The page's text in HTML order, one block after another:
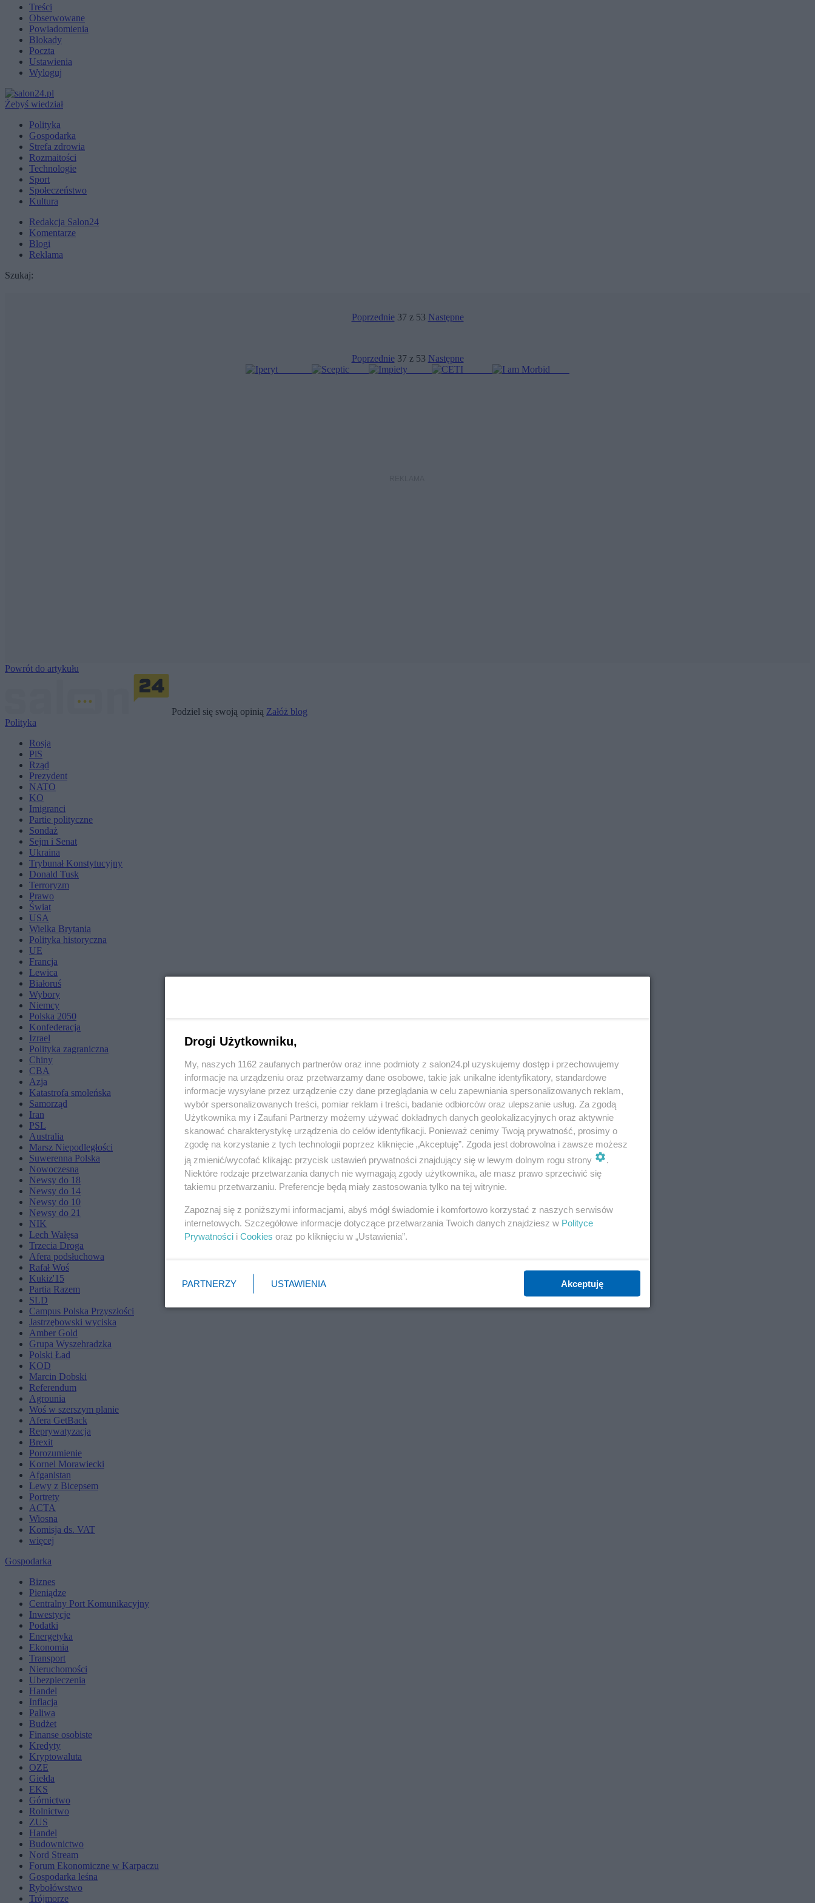
Treści
Obserwowane
Powiadomienia
Blokady
Poczta
Ustawienia
Wyloguj
Żebyś wiedział
Polityka
Gospodarka
Strefa zdrowia
Rozmaitości
Technologie
Sport
Społeczeństwo
Kultura
Redakcja Salon24
Komentarze
Blogi
Reklama
Szukaj:
Poprzednie 37 z 53 Następne
Poprzednie 37 z 53 Następne
Powrót do artykułu
Podziel się swoją opinią Załóż blog
Polityka
Rosja
PiS
Rząd
Prezydent
NATO
KO
Imigranci
Partie polityczne
Sondaż
Sejm i Senat
Ukraina
Trybunał Konstytucyjny
Donald Tusk
Terroryzm
Prawo
Świat
USA
Wielka Brytania
Polityka historyczna
UE
Francja
Lewica
Białoruś
Wybory
Niemcy
Polska 2050
Konfederacja
Izrael
Polityka zagraniczna
Chiny
CBA
Azja
Katastrofa smoleńska
Samorząd
Iran
PSL
Australia
Marsz Niepodległości
Suwerenna Polska
Nowoczesna
Newsy do 18
Newsy do 14
Newsy do 10
Newsy do 21
NIK
Lech Wałęsa
Trzecia Droga
Afera podsłuchowa
Rafał Woś
Kukiz'15
Partia Razem
SLD
Campus Polska Przyszłości
Jastrzębowski wyciska
Amber Gold
Grupa Wyszehradzka
Polski Ład
KOD
Marcin Dobski
Referendum
Agrounia
Woś w szerszym planie
Afera GetBack
Reprywatyzacja
Brexit
Porozumienie
Kornel Morawiecki
Afganistan
Lewy z Bicepsem
Portrety
ACTA
Wiosna
Komisja ds. VAT
więcej
Gospodarka
Biznes
Pieniądze
Centralny Port Komunikacyjny
Inwestycje
Podatki
Energetyka
Ekonomia
Transport
Nieruchomości
Ubezpieczenia
Handel
Inflacja
Paliwa
Budżet
Finanse osobiste
Kredyty
Kryptowaluta
OZE
Giełda
EKS
Górnictwo
Rolnictwo
ZUS
Handel
Budownictwo
Nord Stream
Forum Ekonomiczne w Karpaczu
Gospodarka leśna
Rybołówstwo
Trójmorze
Drogi Użytkowniku,
My, naszych 1162 zaufanych partnerów oraz inne podmioty z salon24.pl uzyskujemy dostęp i przechowujemy
informacje na urządzeniu oraz przetwarzamy dane osobowe, takie jak unikalne identyfikatory, standardowe
informacje wysyłane przez urządzenie czy dane przeglądania w celu zapewniania spersonalizowanych reklam,
wybór spersonalizowanych treści, pomiar reklam i treści, badanie odbiorców oraz ulepszanie usług. Za zgodą
Użytkownika my i Zaufani Partnerzy możemy używać dokładnych danych geolokalizacyjnych oraz aktywnie
skanować charakterystykę urządzenia do celów identyfikacji. Ponieważ cenimy Twoją prywatność, prosimy o
zgodę na korzystanie z tych technologii poprzez kliknięcie „Akceptuję”. Zgoda jest dobrowolna i zawsze możesz
ją zmienić/wycofać klikając przycisk ustawień prywatności znajdujący się w lewym dolnym rogu strony
.
Niektóre rodzaje przetwarzania danych nie wymagają zgody użytkownika, ale masz prawo sprzeciwić się
takiemu przetwarzaniu. Preferencje będą miały zastosowania tylko na tej witrynie.
Zapoznaj się z poniższymi informacjami, abyś mógł świadomie i komfortowo korzystać z naszych serwisów
internetowych. Szczegółowe informacje dotyczące przetwarzania Twoich danych znajdziesz w Polityce
Prywatności i Cookies oraz po kliknięciu w „Ustawienia”.
PARTNERZY USTAWIENIA Akceptuję